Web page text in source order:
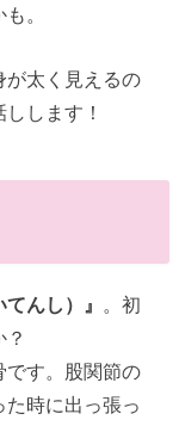
。
が太く見えるの
します！
てんし）』 。初
です。股関節の
時に出っ張っ